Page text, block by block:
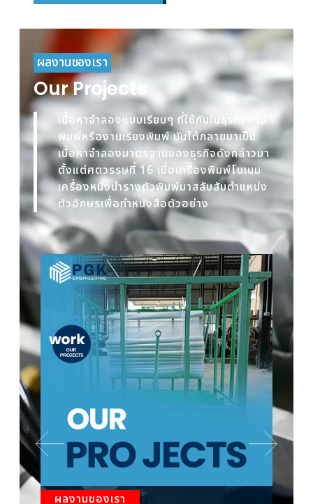
ผลงานของเรา
Our Projects
เนื้อหาจำลองแบบเรียบๆ ที่ใช้กันในธุรกิจงาน
พิมพ์หรืองานเรียงพิมพ์ มันได้กลายมาเป็น
เนื้อหาจำลองมาตรฐานของธุรกิจดังกล่าวมา
ตั้งแต่ศตวรรษที่ 16 เมื่อเครื่องพิมพ์โนเนม
เครื่องหนึ่งนำรางตัวพิมพ์มาสลับสับตำแหน่ง
ตัวอักษรเพื่อทำหนังสือตัวอย่าง
ผลงานของเรา